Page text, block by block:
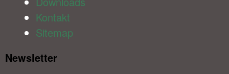
Kontakt
Sitemap
Newsletter​